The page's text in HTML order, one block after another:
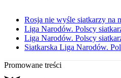
Rosja nie wyśle siatkarzy na
Liga Narodów. Polscy
Liga Narodów. Polscy
Siatkarska Liga Narodów.
Promowane treści